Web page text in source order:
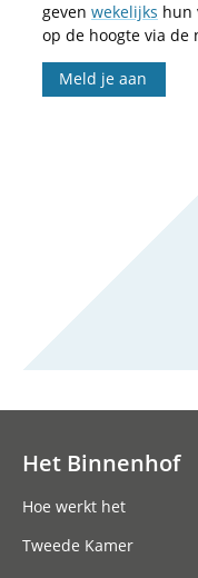
geven wekelijks hun
op de hoogte via de
Meld je aan
Het Binnenhof
Hoe werkt het
Tweede Kamer